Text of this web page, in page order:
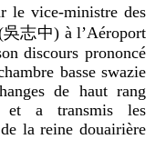
le vice-ministre des
吳志中) à l’Aéroport
discours prononcé
basse swazie
de haut rang
et a transmis les
la reine douairière